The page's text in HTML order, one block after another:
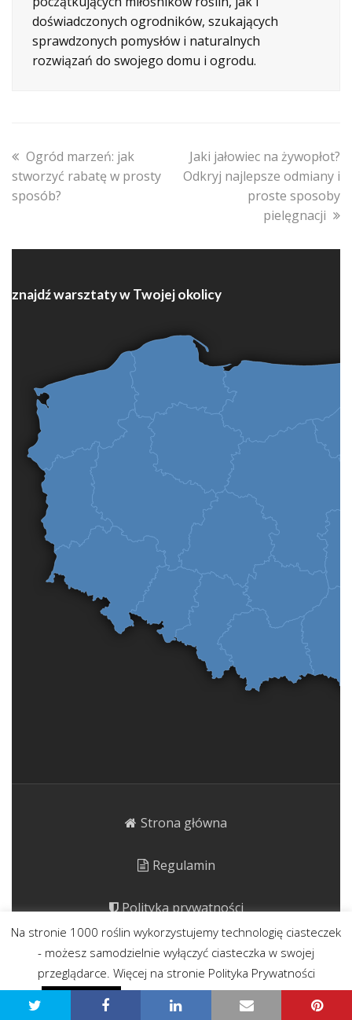
doświadczonych ogrodników, szukających
sprawdzonych pomysłów i naturalnych
rozwiązań do swojego domu i ogrodu.
previous
post:
Ogród marzeń: jak
stworzyć rabatę w prosty
sposób?
next
post:
Jaki jałowiec na żywopłot?
Odkryj najlepsze odmiany i
proste sposoby
pielęgnacji
znajdź warsztaty w Twojej okolicy
Strona główna
Regulamin
Polityka prywatności
Kontakt
1000roślin.pl Strona ma charakter publicystyczny.
Na stronie 1000 roślin wykorzystujemy technologię ciasteczek
- możesz samodzielnie wyłączyć ciasteczka w swojej
przeglądarce. Więcej na stronie Polityka Prywatności
Zgadzam się Polityka prywatności - przeczytaj